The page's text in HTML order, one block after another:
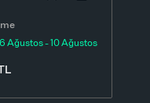
6 Ağustos - 10 Ağustos